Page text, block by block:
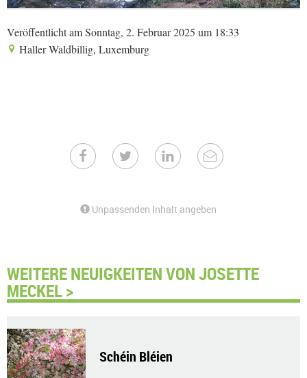
Veröffentlicht am Sonntag, 2. Februar 2025 um 18:33
Haller Waldbillig, Luxemburg
Unpassenden Inhalt angeben
WEITERE NEUIGKEITEN VON JOSETTE
MECKEL >
Schéin Bléien